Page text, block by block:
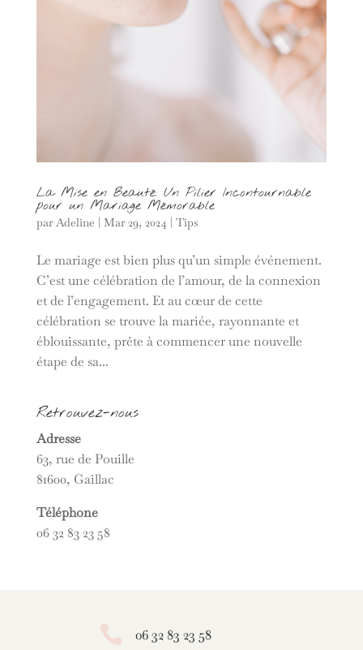
La Mise en Beauté: Un Pilier Incontournable
pour un Mariage Mémorable
par Adeline | Mar 29, 2024 | Tips
Le mariage est bien plus qu’un simple événement.
C’est une célébration de l’amour, de la connexion
et de l’engagement. Et au cœur de cette
célébration se trouve la mariée, rayonnante et
éblouissante, prête à commencer une nouvelle
étape de sa...
Retrouvez-nous
Adresse
63, rue de Pouille
81600, Gaillac
Téléphone
06 32 83 23 58
 06 32 83 23 58